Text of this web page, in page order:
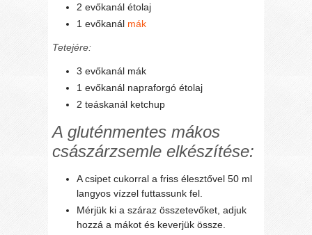
2 evőkanál étolaj
1 evőkanál mák
Tetejére:
3 evőkanál mák
1 evőkanál napraforgó étolaj
2 teáskanál ketchup
A gluténmentes mákos
császárzsemle elkészítése:
A csipet cukorral a friss élesztővel 50 ml
langyos vízzel futtassunk fel.
Mérjük ki a száraz összetevőket, adjuk
hozzá a mákot és keverjük össze.